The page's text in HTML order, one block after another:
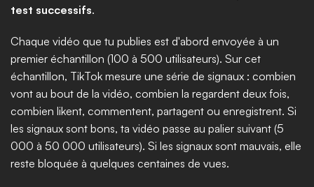
test successifs.
Chaque vidéo que tu publies est d'abord envoyée à un
premier échantillon (100 à 500 utilisateurs). Sur cet
échantillon, TikTok mesure une série de signaux : combien
vont au bout de la vidéo, combien la regardent deux fois,
combien likent, commentent, partagent ou enregistrent. Si
les signaux sont bons, ta vidéo passe au palier suivant (5
000 à 50 000 utilisateurs). Si les signaux sont mauvais, elle
reste bloquée à quelques centaines de vues.